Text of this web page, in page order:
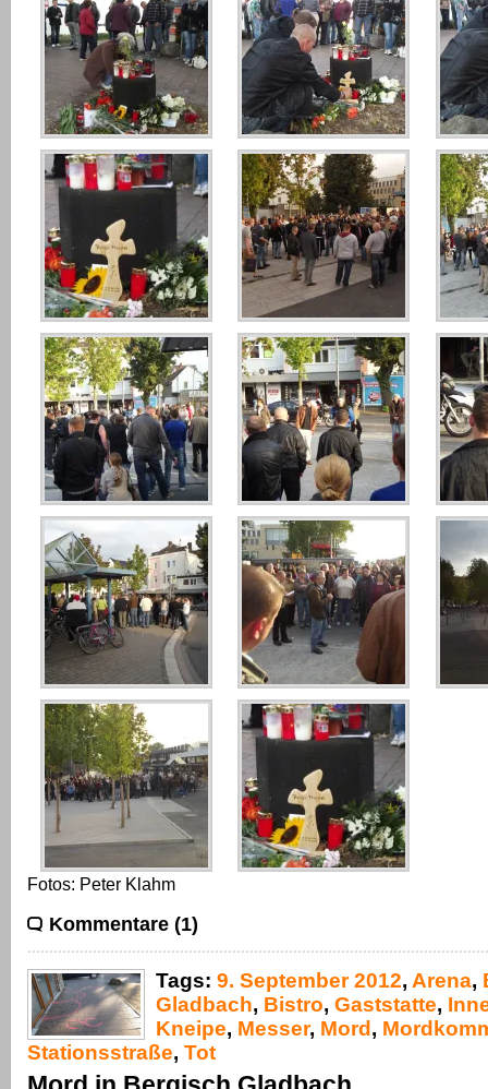
Fotos: Peter Klahm
Kommentare (1)
Tags: 9. September 2012, Arena,
Gladbach, Bistro, Gaststatte,
Kneipe, Messer, Mord ,
Stationsstraße, Tot